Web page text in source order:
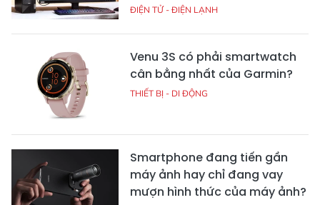
ĐIỆN TỬ - ĐIỆN LẠNH
Venu 3S có phải smartwatch
cân bằng nhất của Garmin?
THIẾT BỊ - DI ĐỘNG
Smartphone đang tiến gần
máy ảnh hay chỉ đang vay
mượn hình thức của máy ảnh?